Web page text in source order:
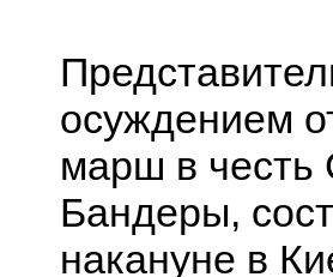
осуждением
марш в честь
Бандеры,
накануне в